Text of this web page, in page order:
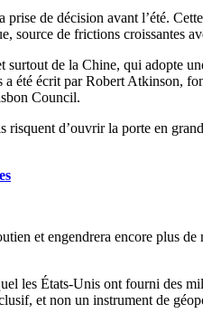
de décision avant l’été.
source de frictions croissantes
de la Chine, qui adopte
a été écrit par Robert Atkinson,
Council.
d’ouvrir la porte en
et engendrera encore plus
les États-Unis ont fourni des
et non un instrument de